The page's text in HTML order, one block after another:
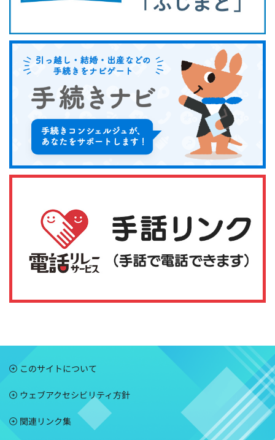
このサイトについて
ウェブアクセシビリティ方針
関連リンク集